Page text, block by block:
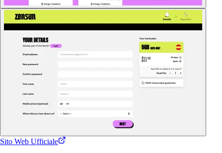
Sito Web Ufficiale